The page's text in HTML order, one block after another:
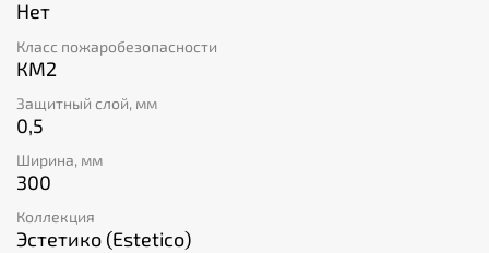
Нет
Класс пожаробезопасности
КМ2
Защитный слой, мм
0,5
Ширина, мм
300
Коллекция
Эстетико (Estetico)